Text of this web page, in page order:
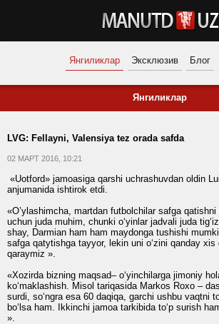
Янгиликлар Эксклюзив Блог
Янгиликлар
LVG: Fellayni, Valensiya tez orada safda
02 МАРТ 2016, 10:21
«Uotford» jamoasiga qarshi uchrashuvdan oldin
anjumanida ishtirok etdi.
«O’ylashimcha, martdan futbolchilar safga
uchun juda muhim, chunki o‘yinlar jadvali juda
shay, Darmian ham ham maydonga tushishi
safga qatytishga tayyor, lekin uni o‘zini qanday xis
qaraymiz ».
«Xozirda bizning maqsad– o‘yinchilarga jimoniy
ko‘maklashish. Misol tariqasida Markos Roxo –
surdi, so‘ngra esa 60 daqiqa, garchi ushbu vaqtni
bo‘lsa ham. Ikkinchi jamoa tarkibida to‘p surish
».